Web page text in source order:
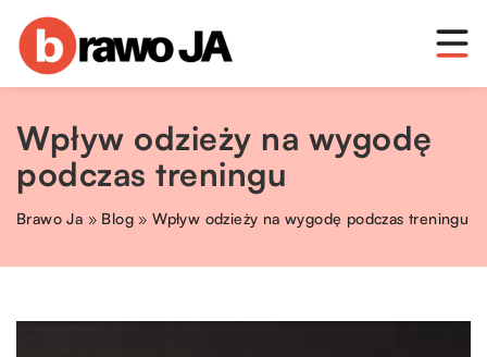
Wpływ odzieży na wygodę
podczas treningu
Brawo Ja » Blog »Wpływ odzieży na wygodę podczas treningu